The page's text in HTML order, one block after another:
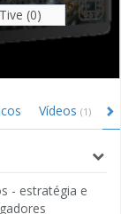
Tive (0)
Vídeos (1)
- estratégia e